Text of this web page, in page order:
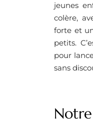
jeunes
colère,
forte et
petits.
pour
sans